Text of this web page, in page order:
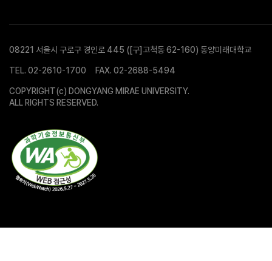
08221 서울시 구로구 경인로 445 ([구]고척동 62-160) 동양미래대학교
TEL. 02-2610-1700 FAX. 02-2688-5494
COPYRIGHT(c) DONGYANG MIRAE UNIVERSITY.
ALL RIGHTS RESERVED.